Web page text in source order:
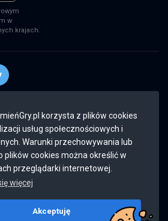
korzysta z plików cookies
usług społecznościowych i
Warunki przechowywania lub
plików cookies można określić w
przeglądarki internetowej.
więcej
Akceptuję
Heart: Ultimate Edition
w
krajach.
konta
Wszystkie prawa
v2.8.3